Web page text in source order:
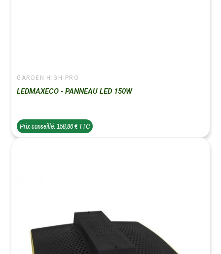
GARDEN HIGH PRO
LEDMAXECO - PANNEAU LED 150W
Prix conseillé: 158,86 € TTC